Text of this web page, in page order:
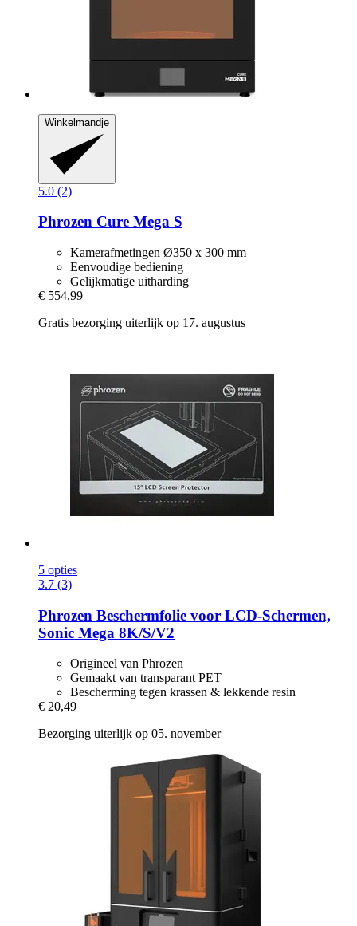
Winkelmandje
5.0 (2)
Phrozen Cure Mega S
Kamerafmetingen Ø350 x 300 mm
Eenvoudige bediening
Gelijkmatige uitharding
€ 554,99
Gratis bezorging uiterlijk op 17. augustus
5 opties
3.7 (3)
Phrozen Beschermfolie voor LCD-​Schermen,
Sonic Mega 8K/S/V2
Origineel van Phrozen
Gemaakt van transparant PET
Bescherming tegen krassen & lekkende resin
€ 20,49
Bezorging uiterlijk op 05. november